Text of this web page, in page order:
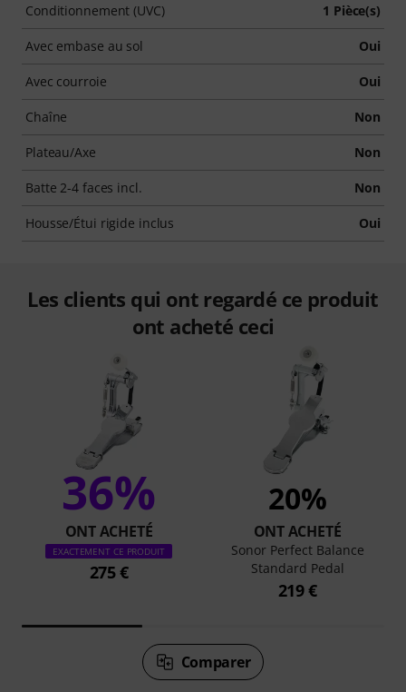
Conditionnement (UVC) 1 Pièce(s)
Avec embase au sol Oui
Avec courroie Oui
Chaîne Non
Plateau/Axe Non
Batte 2-4 faces incl. Non
Housse/Étui rigide inclus Oui
Les clients qui ont regardé ce produit
ont acheté ceci
36%
ONT ACHETÉ
EXACTEMENT CE PRODUIT
275 €
20%
ONT ACHETÉ
Sonor Perfect Balance
Standard Pedal
219 €
Comparer